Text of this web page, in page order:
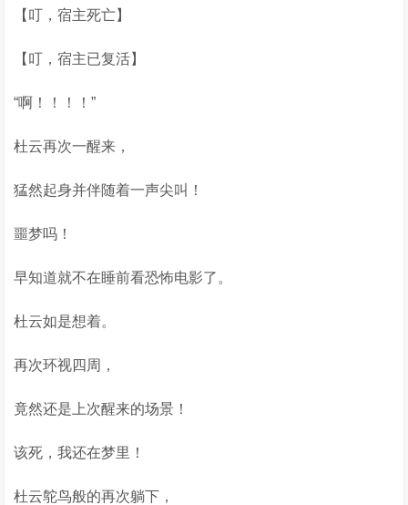
【叮，宿主死亡】
【叮，宿主已复活】
“啊！！！！”
杜云再次一醒来，
猛然起身并伴随着一声尖叫！
噩梦吗！
早知道就不在睡前看恐怖电影了。
杜云如是想着。
再次环视四周，
竟然还是上次醒来的场景！
该死，我还在梦里！
杜云鸵鸟般的再次躺下，